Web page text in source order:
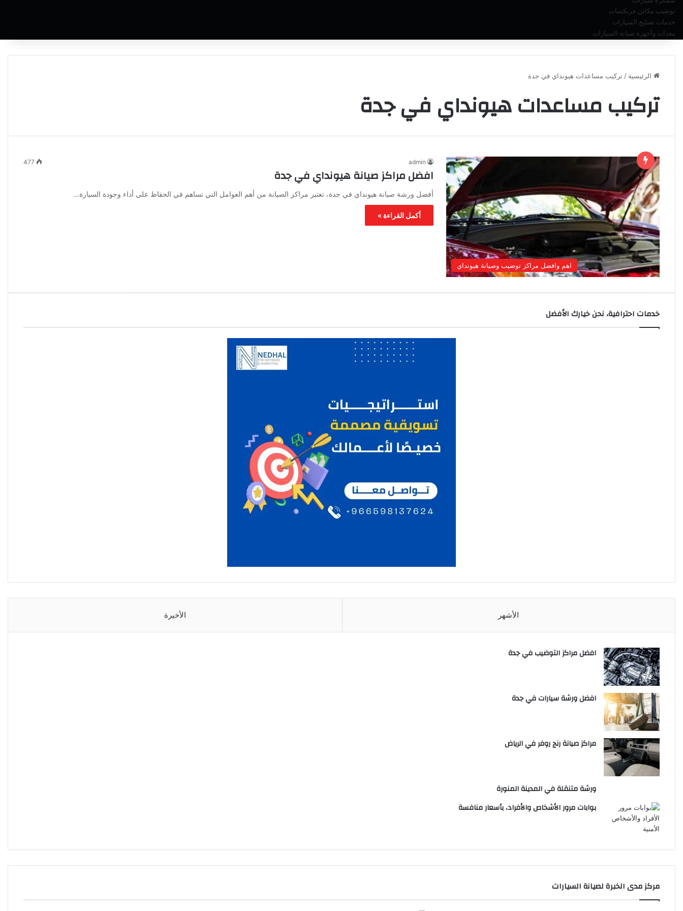
توضيب مكائن جربكسات
خدمات تصليح السيارات
معدات وأجهزة صيانة السيارات
الرئيسية / تركيب مساعدات هيونداي في جدة
تركيب مساعدات هيونداي في جدة
اهم وافضل مراكز توضيب وصيانة هيونداي
admin
477
افضل مراكز صيانة هيونداي في جدة
أفضل ورشة صيانة هيونداي في جدة، تعتبر مراكز الصيانة من أهم العوامل التي تساهم في الحفاظ على أداء وجودة السيارة…
أكمل القراءة »
خدمات احترافية، نحن خيارك الأفضل
الأشهر الأخيرة
افضل مراكز التوضيب في جدة
افضل ورشة سيارات في جدة
مراكز صيانة رنج روفر في الرياض
ورشة متنقلة في المدينة المنورة
بوابات مرور الأشخاص والأفراد، بأسعار منافسة
مركز مدى الخبرة لصيانة السيارات